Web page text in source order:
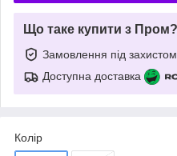
Що таке купити з Пром?
Замовлення під захистом
Доступна доставка
Колір